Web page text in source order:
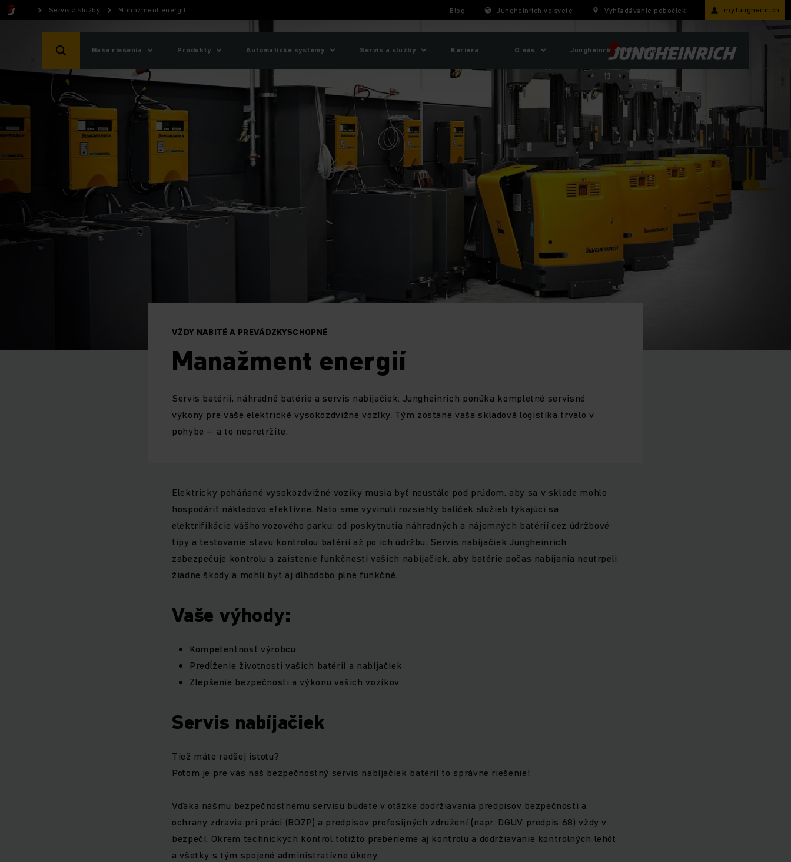
Servis a služby Manažment energií Blog Jungheinrich vo svete Vyhľadávanie pobočiek myJungheinrich
Naše riešenia Produkty Automatické systémy Servis a služby Kariéra O nás Jungheinrich PROFISHOP
VŽDY NABITÉ A PREVÁDZKYSCHOPNÉ
Manažment energií
Servis batérií, náhradné batérie a servis nabíjačiek: Jungheinrich ponúka kompletné servisné
výkony pre vaše elektrické vysokozdvižné vozíky. Tým zostane vaša skladová logistika trvalo v
pohybe – a to nepretržite.
Elektricky poháňané vysokozdvižné vozíky musia byť neustále pod prúdom, aby sa v sklade mohlo
hospodáriť nákladovo efektívne. Nato sme vyvinuli rozsiahly balíček služieb týkajúci sa
elektrifikácie vášho vozového parku: od poskytnutia náhradných a nájomných batérií cez údržbové
tipy a testovanie stavu kontrolou batérií až po ich údržbu. Servis nabíjačiek Jungheinrich
zabezpečuje kontrolu a zaistenie funkčnosti vašich nabíjačiek, aby batérie počas nabíjania neutrpeli
žiadne škody a mohli byť aj dlhodobo plne funkčné.
Vaše výhody:
Kompetentnosť výrobcu
Predĺženie životnosti vašich batérií a nabíjačiek
Zlepšenie bezpečnosti a výkonu vašich vozíkov
Servis nabíjačiek
Tiež máte radšej istotu?
Potom je pre vás náš bezpečnostný servis nabíjačiek batérií to správne riešenie!
Vďaka nášmu bezpečnostnému servisu budete v otázke dodržiavania predpisov bezpečnosti a
ochrany zdravia pri práci (BOZP) a predpisov profesijných združení (napr. DGUV predpis 68) vždy v
bezpečí. Okrem technických kontrol totižto preberieme aj kontrolu a dodržiavanie kontrolných lehôt
a všetky s tým spojené administratívne úkony.